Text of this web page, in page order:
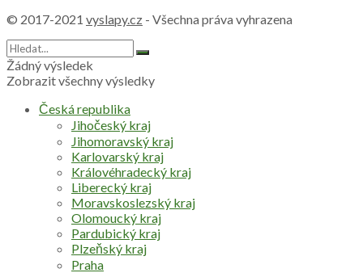
© 2017-2021 vyslapy.cz - Všechna práva vyhrazena
Žádný výsledek
Zobrazit všechny výsledky
Česká republika
Jihočeský kraj
Jihomoravský kraj
Karlovarský kraj
Královéhradecký kraj
Liberecký kraj
Moravskoslezský kraj
Olomoucký kraj
Pardubický kraj
Plzeňský kraj
Praha